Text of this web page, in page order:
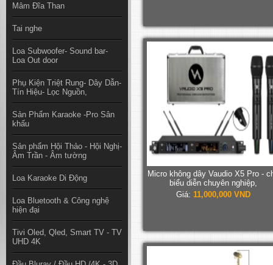
Mâm Đĩa Than
Tai nghe
Loa Subwoofer- Sound bar-
Loa Out door
Phụ Kiện Triệt Rung- Dây Dẫn-
Tín Hiệu- Lọc Nguồn,
Sản Phẩm Karaoke -Pro Sân
khấu
Sản phẩm Hội Thảo - Hội Nghị-
Âm Trần - Âm tường
Loa Karaoke Di Động
Loa Bluetooth & Công nghệ
hiện đại
Tivi Oled, Qled, Smart TV - TV
UHD 4K
Micro không dây Vaudio X5 Pro -
biểu diễn chuyên nghiệp,
Giá: 11,000,000 VND